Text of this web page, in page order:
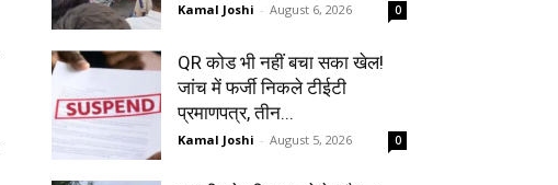
Kamal Joshi - August 6, 2026 0
QR कोड भी नहीं बचा सका खेल!
जांच में फर्जी निकले टीईटी
प्रमाणपत्र, तीन...
Kamal Joshi - August 5, 2026 0